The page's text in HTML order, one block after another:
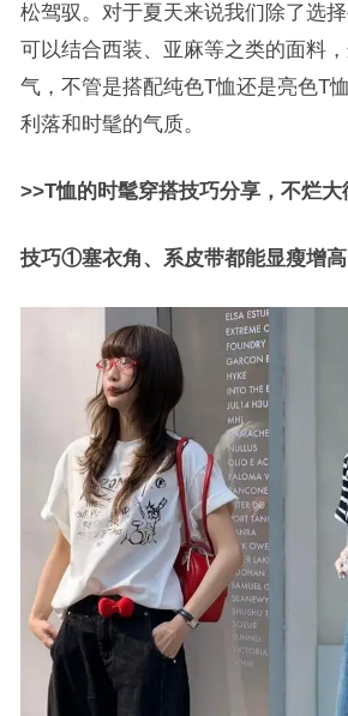
松驾驭。对于夏天来说我们除了选
可以结合西装、亚麻等之类的面料
气，不管是搭配纯色T恤还是亮色T
利落和时髦的气质。
>>T恤的时髦穿搭技巧分享，不烂大
技巧①塞衣角、系皮带都能显瘦增高